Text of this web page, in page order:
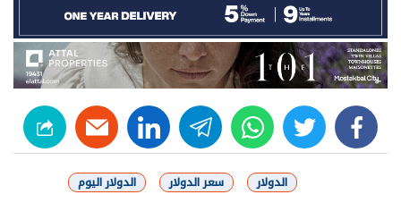
facebook
twitter
whats
telegram
linkedin
الدولار سعر الدولار الدولار اليوم